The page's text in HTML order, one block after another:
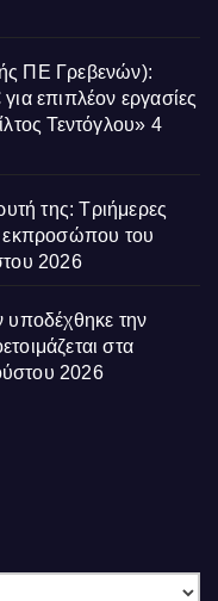
ΠΕ Γρεβενών):
επιπλέον εργασίες
Τεντόγλου» 4
της: Τριήμερες
εκπροσώπου του
2026
υποδέχθηκε την
στα
2026